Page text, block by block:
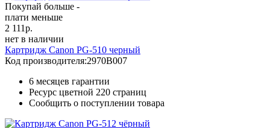
Покупай больше -
плати меньше
2 111р.
нет в наличии
Картридж Canon PG-510 черный
Код производителя:2970B007
6 месяцев гарантии
Ресурс цветной 220 страниц
Сообщить о поступлении товара